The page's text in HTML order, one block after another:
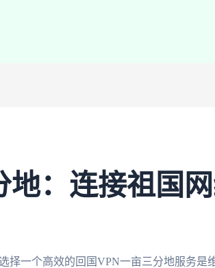
地：连接祖国
择一个高效的回国VPN一亩三分地服务是